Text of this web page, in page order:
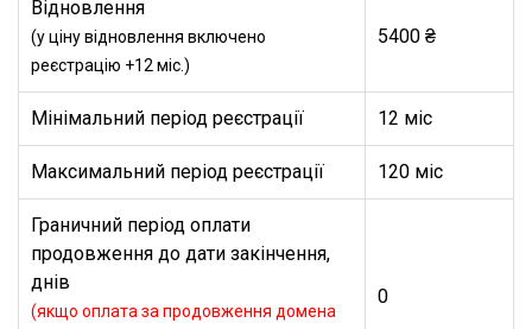
Відновлення
(у ціну відновлення включено
реєстрацію +12 міс.)
5400 ₴
Мінімальний період реєстрації 12 міс
Максимальний період реєстрації 120 міс
Граничний період оплати
продовження до дати закінчення,
днів
(якщо оплата за продовження домена
0